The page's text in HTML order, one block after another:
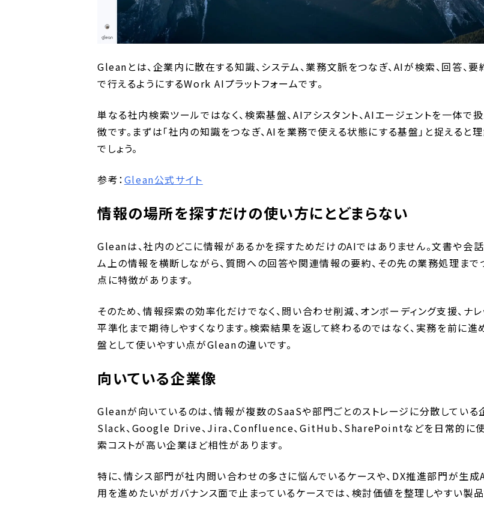
Gleanとは、企業内に散在する知識、システム、業務文脈をつなぎ、AIが検索、回答、要
で行えるようにするWork AIプラットフォームです。
単なる社内検索ツールではなく、検索基盤、AIアシスタント、AIエージェントを一体で
徴です。まずは「社内の知識をつなぎ、AIを業務で使える状態にする基盤」と捉えると
でしょう。
参考：Glean公式サイト
情報の場所を探すだけの使い方にとどまらない
Gleanは、社内のどこに情報があるかを探すためだけのAIではありません。文書や会話
ム上の情報を横断しながら、質問への回答や関連情報の要約、その先の業務処理まで
点に特徴があります。
そのため、情報探索の効率化だけでなく、問い合わせ削減、オンボーディング支援、ナ
平準化まで期待しやすくなります。検索結果を返して終わるのではなく、実務を前に進
盤として使いやすい点がGleanの違いです。
向いている企業像
Gleanが向いているのは、情報が複数のSaaSや部門ごとのストレージに分散している
Slack、Google Drive、Jira、Confluence、GitHub、SharePointなどを日常的に使
索コストが高い企業ほど相性があります。
特に、情シス部門が社内問い合わせの多さに悩んでいるケースや、DX推進部門が生
用を進めたいがガバナンス面で止まっているケースでは、検討価値を整理しやすい製品